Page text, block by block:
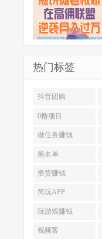
热门标签
抖音团购
0撸项目
做任务赚钱
黑名单
撸货赚钱
简玩APP
玩游戏赚钱
视频客